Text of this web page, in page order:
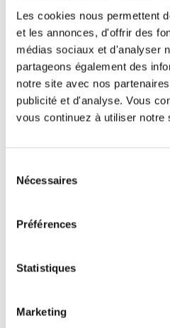
Les cookies nous permettent
et les annonces, d'offrir des
médias sociaux et d'analyser
partageons également des
notre site avec nos
publicité et d'analyse. Vous
vous continuez à utiliser notre
Nécessaires
Préférences
Statistiques
Marketing
La Greenteam
Greencup peut aussi se
l’équipe Greencup se
gobelets, la caisse
lavage sur événement.